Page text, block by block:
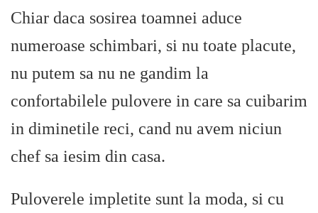
Chiar daca sosirea toamnei aduce
numeroase schimbari, si nu toate placute,
nu putem sa nu ne gandim la
confortabilele pulovere in care sa cuibarim
in diminetile reci, cand nu avem niciun
chef sa iesim din casa.
Puloverele impletite sunt la moda, si cu